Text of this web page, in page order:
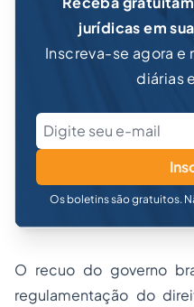
jurídicas em
Inscreva-se agora e
diárias
Os boletins são gratuitos.
O recuo do governo
regulamentação do